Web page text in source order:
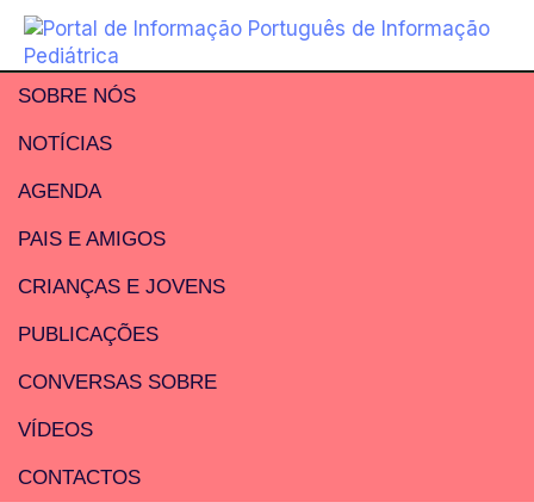
SOBRE NÓS
NOTÍCIAS
AGENDA
PAIS E AMIGOS
CRIANÇAS E JOVENS
PUBLICAÇÕES
CONVERSAS SOBRE
VÍDEOS
CONTACTOS